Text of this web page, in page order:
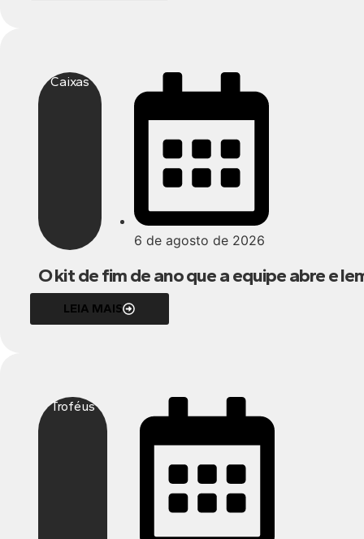
Caixas
6 de agosto de 2026
O kit de fim de ano que a equipe abre e
LEIA MAIS
Troféus